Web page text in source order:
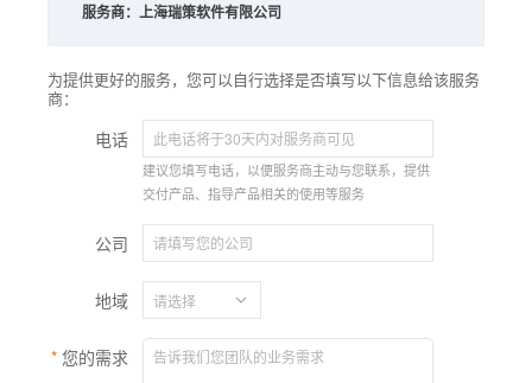
服务商： 上海瑞策软件有限公司
为提供更好的服务，您可以自行选择是否填写以下信息给该服务
商：
电话
建议您填写电话，以便服务商主动与您联系，提供
交付产品、指导产品相关的使用等服务
公司
地域
您的需求